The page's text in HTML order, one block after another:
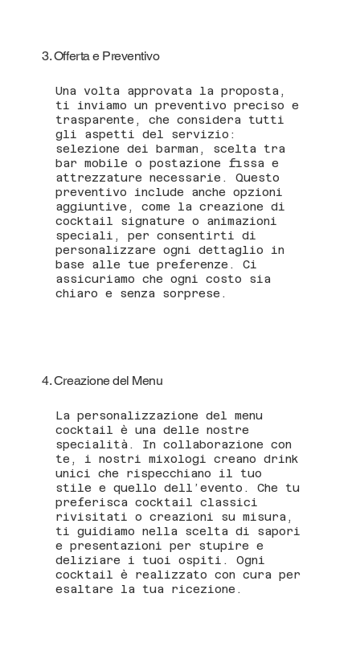
3. Offerta e Preventivo
Una volta approvata la proposta,
ti inviamo un preventivo preciso e
trasparente, che considera tutti
gli aspetti del servizio:
selezione dei barman, scelta tra
bar mobile o postazione fissa e
attrezzature necessarie. Questo
preventivo include anche opzioni
aggiuntive, come la creazione di
cocktail signature o animazioni
speciali, per consentirti di
personalizzare ogni dettaglio in
base alle tue preferenze. Ci
assicuriamo che ogni costo sia
chiaro e senza sorprese.
4. Creazione del Menu
La personalizzazione del menu
cocktail è una delle nostre
specialità. In collaborazione con
te, i nostri mixologi creano drink
unici che rispecchiano il tuo
stile e quello dell’evento. Che tu
preferisca cocktail classici
rivisitati o creazioni su misura,
ti guidiamo nella scelta di sapori
e presentazioni per stupire e
deliziare i tuoi ospiti. Ogni
cocktail è realizzato con cura per
esaltare la tua ricezione.